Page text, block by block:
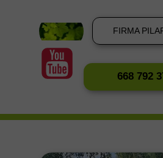
668 792
FIRMA